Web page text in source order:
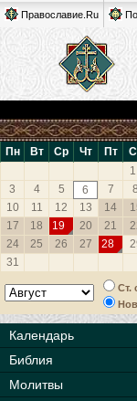
Православие.Ru
Пн Вт Ср Чт Пт
1
3
4 5 6 7 8
10
11 12 13 14
17
18 19 20 21
24
25 26 27 28
31
Ст.
Календарь
Библия
Молитвы